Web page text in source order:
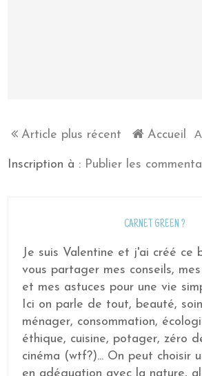
Article plus récent Accueil
Inscription à : Publier les
CARNET GREEN ?
Je suis Valentine et j'ai créé ce
vous partager mes conseils,
et mes astuces pour une vie
Ici on parle de tout, beauté,
ménager, consommation,
éthique, cuisine, potager, zéro
cinéma (wtf?)... On peut choisir